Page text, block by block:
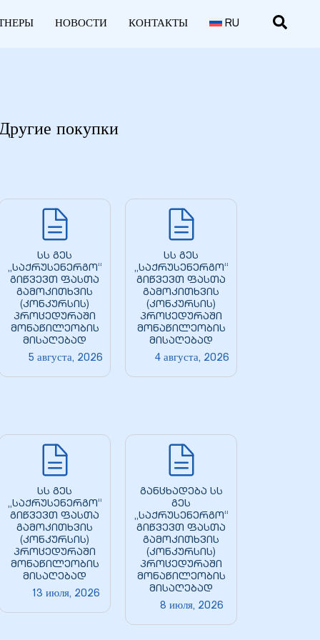
НОВОСТИ КОНТАКТЫ RU
покупки
სს გეს
„საქრუსენერგო“
გიწვევთ ფასთა
გამოკითხვის
(კონკურსის)
პროცედურაში
მონაწილეობის
მისაღებად
5 августа, 2026
სს გეს
„საქრუსენერგო“
გიწვევთ ფასთა
გამოკითხვის
(კონკურსის)
პროცედურაში
მონაწილეობის
მისაღებად
4 августа, 2026
სს გეს
„საქრუსენერგო“
გიწვევთ ფასთა
გამოკითხვის
(კონკურსის)
პროცედურაში
მონაწილეობის
მისაღებად
13 июля, 2026
განცხადება სს
გეს
„საქრუსენერგო“
გიწვევთ ფასთა
გამოკითხვის
(კონკურსის)
პროცედურაში
მონაწილეობის
მისაღებად
8 июля, 2026